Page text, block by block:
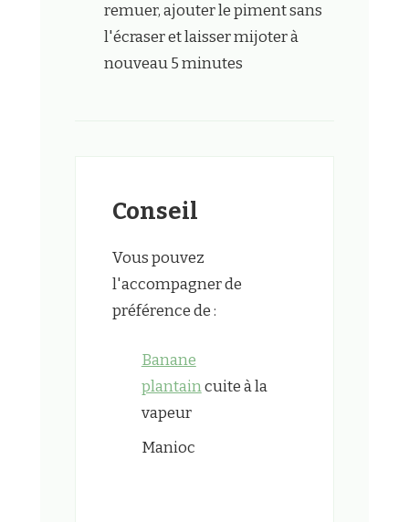
remuer, ajouter le piment sans
l'écraser et laisser mijoter à
nouveau 5 minutes
Conseil
Vous pouvez
l'accompagner de
préférence de :
Banane
plantaincuite à la
vapeur
Manioc